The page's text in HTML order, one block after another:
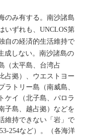
のみ有する。南沙諸島
ずれも、
UNCLOS第
自の経済的生活維持で
成しない。南沙諸島の
（太平島、台湾占
占拠）、ウエストヨー
トリー島（南威島、
ケイ（北子島、パロラ
子島、越占拠）などを
維持できない「岩」で
254など）。（各海洋